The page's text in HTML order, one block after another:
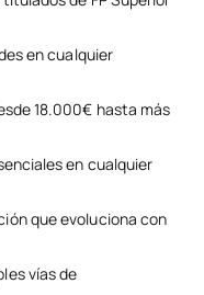
en cualquier
18.000€ hasta más
en cualquier
que evoluciona con
vías de